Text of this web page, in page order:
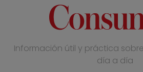
Información útil y práctica
día a día